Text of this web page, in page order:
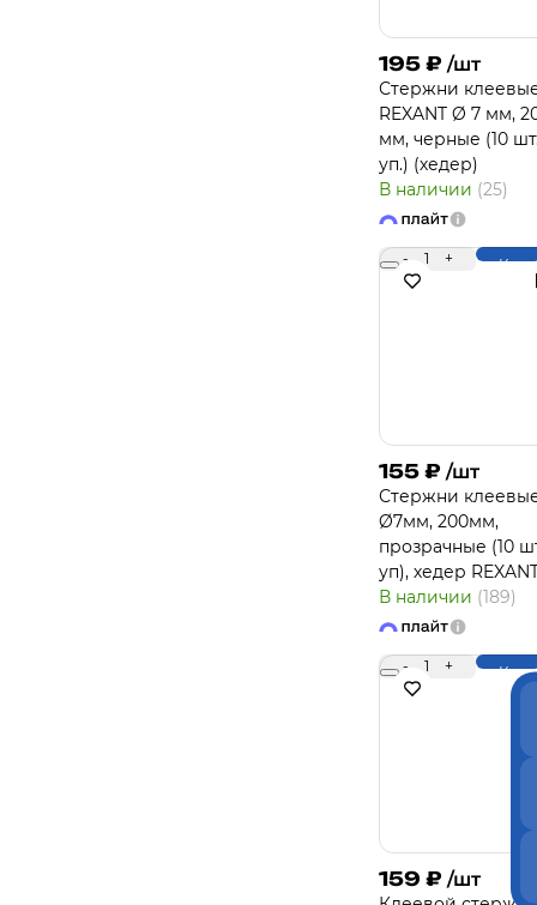
195 ₽ /шт
Стержни
REXANT Ø 7 мм,
мм, черные (10
уп.) (хедер)
В наличии (25)
- 1 +
155 ₽ /шт
Стержни
Ø7мм, 200мм,
прозрачные (10
уп), хедер
В наличии (189)
- 1 +
159 ₽ /шт